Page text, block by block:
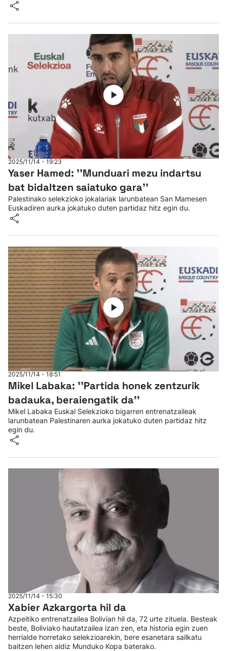
2025/11/14 - 19:23
Yaser Hamed: ''Munduari mezu indartsu
bat bidaltzen saiatuko gara''
Palestinako selekzioko jokalariak larunbatean San Mamesen
Euskadiren aurka jokatuko duten partidaz hitz egin du.
2025/11/14 - 18:51
Mikel Labaka: ''Partida honek zentzurik
badauka, beraiengatik da''
Mikel Labaka Euskal Selekzioko bigarren entrenatzaileak
larunbatean Palestinaren aurka jokatuko duten partidaz hitz
egin du.
2025/11/14 - 15:30
Xabier Azkargorta hil da
Azpeitiko entrenatzailea Bolivian hil da, 72 urte zituela. Besteak
beste, Boliviako hautatzailea izan zen, eta historia egin zuen
herrialde horretako selekzioarekin, bere esanetara sailkatu
baitzen lehen aldiz Munduko Kopa baterako.